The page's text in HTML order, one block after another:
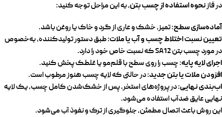
در فازنحوه استفاده از چسب بتن، به این مراحل توجه کنید:
آماده‌سازی سطح: تمیز، خشک و عاری از گرد و خاک یا روغن باشد.
تعیین نسبت اختلاط چسب و آب یا ملات: طبق دستور تولیدکننده، به‌خصوص
در مورد چسب بتن SA12 که نسبت خاص خود را دارد.
اجرای لایه پایه: چسب را روی سطح با قلم‌مو یا غلطک پخش کنید.
افزودن ملات یا بتن جدید: در حالتی که لایه چسب هنوز مرطوب است.
اب‌بندی نهایی: در پروژه‌های استخر، پس از خشک‌شدن کامل چسب، یک لایه
نهایی عایق ضدآب استفاده می‌شود.
این روش باعث اتصال مطمئن، جلوگیری از ترک و نفوذ آب می‌شود.